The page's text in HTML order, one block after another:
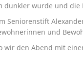
wurde und
Seniorenstift
und
den Abend mit